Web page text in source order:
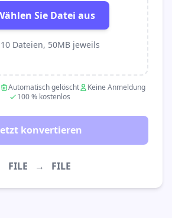
Sie Datei aus
Dateien, 50MB jeweils
Automatisch gelöscht
Keine Anmeldung
100 % kostenlos
konvertieren
FILE → FILE